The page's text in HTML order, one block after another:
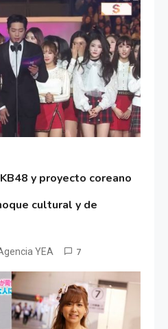
y proyecto coreano
cultural y de
YEA 7